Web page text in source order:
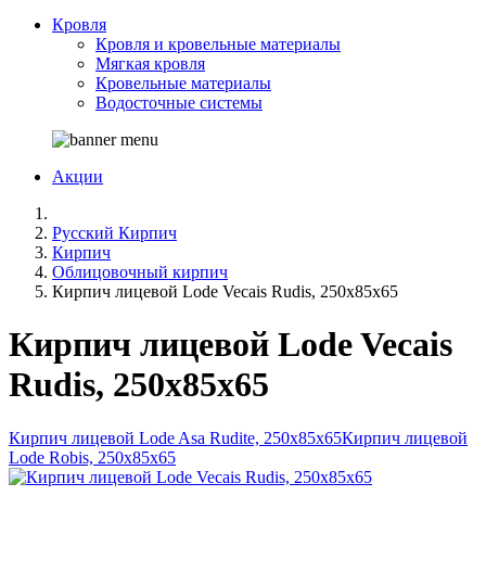
Кровля
Кровля и кровельные материалы
Мягкая кровля
Кровельные материалы
Водосточные системы
Акции
Русский Кирпич
Кирпич
Облицовочный кирпич
Кирпич лицевой Lode Vecais Rudis, 250x85x65
Кирпич лицевой Lode Vecais
Rudis, 250x85x65
Кирпич лицевой Lode Asa Rudite, 250x85x65Кирпич лицевой
Lode Robis, 250x85x65